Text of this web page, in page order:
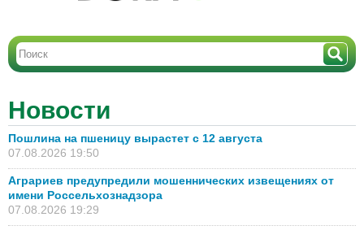
Новости
Пошлина на пшеницу вырастет с 12 августа
07.08.2026 19:50
Аграриев предупредили мошеннических извещениях от
имени Россельхознадзора
07.08.2026 19:29